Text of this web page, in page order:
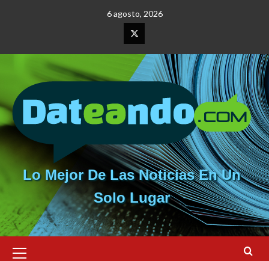
6 agosto, 2026
Elemento
del
menú
Lo Mejor De Las Noticias En Un
Solo Lugar
primario